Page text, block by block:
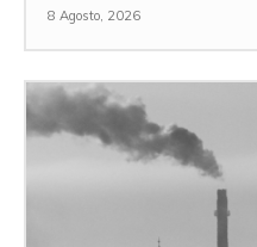
8 Agosto, 2026